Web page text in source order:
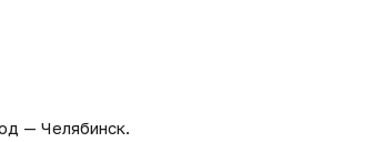
— Челябинск.